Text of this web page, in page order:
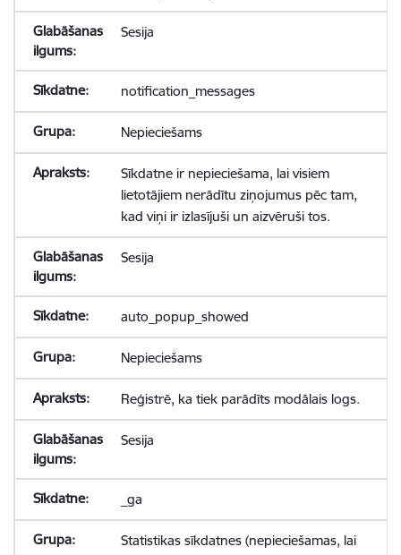
Sesija
notification_messages
Nepieciešams
Sīkdatne ir nepieciešama, lai visiem
lietotājiem nerādītu ziņojumus pēc tam,
kad viņi ir izlasījuši un aizvēruši tos.
Sesija
auto_popup_showed
Nepieciešams
Reģistrē, ka tiek parādīts modālais logs.
Sesija
_ga
Statistikas sīkdatnes (nepieciešamas, lai